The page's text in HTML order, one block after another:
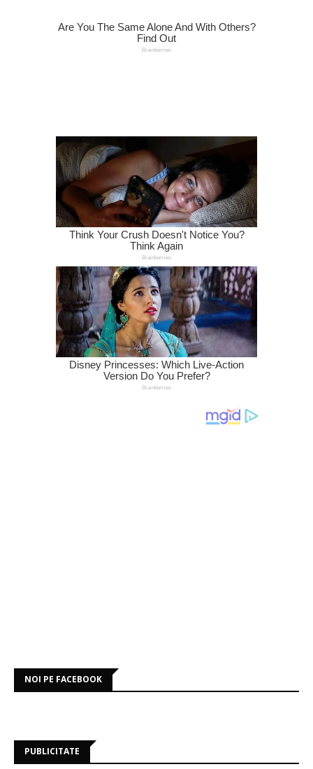
NOI PE FACEBOOK
PUBLICITATE